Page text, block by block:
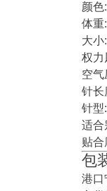
颜色
体重
大小
权力
空气
针长
针型
适合
贴合
包
港口